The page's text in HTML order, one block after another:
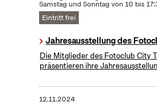
Samstag und Sonntag von 10 bis
Eintritt frei
Jahresausstellung des
Die Mitglieder des Fotoclub City
präsentieren ihre
12.11.2024